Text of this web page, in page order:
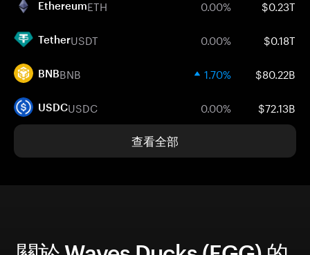
EthereumETH 0.00% $0.23T
TetherUSDT 0.00% $0.18T
BNBBNB 1.70% $80.22B
USDCUSDC 0.00% $72.13B
查看全部